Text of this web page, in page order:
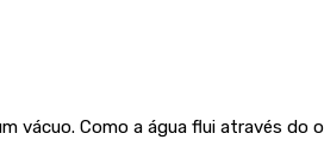
vácuo. Como a água flui através do